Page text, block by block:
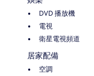
DVD 播放機
電視
衛星電視頻道
居家配備
空調